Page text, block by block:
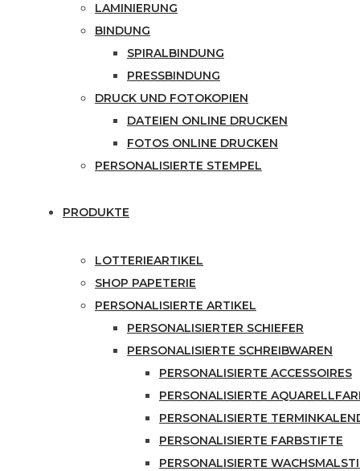
LAMINIERUNG
BINDUNG
SPIRALBINDUNG
PRESSBINDUNG
DRUCK UND FOTOKOPIEN
DATEIEN ONLINE DRUCKEN
FOTOS ONLINE DRUCKEN
PERSONALISIERTE STEMPEL
PRODUKTE
LOTTERIEARTIKEL
SHOP PAPETERIE
PERSONALISIERTE ARTIKEL
PERSONALISIERTER SCHIEFER
PERSONALISIERTE SCHREIBWAREN
PERSONALISIERTE ACCESSOIRES
PERSONALISIERTE
PERSONALISIERTE
PERSONALISIERTE FARBSTIFTE
PERSONALISIERTE